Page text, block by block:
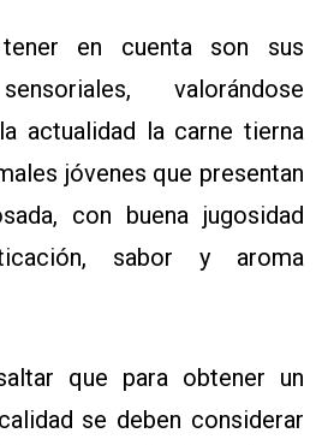
en cuenta son sus
valorándose
actualidad la carne tierna
jóvenes que presentan
con buena jugosidad
sabor y aroma
que para obtener un
se deben considerar